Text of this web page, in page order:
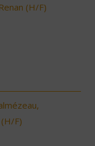
(H/F)
F)